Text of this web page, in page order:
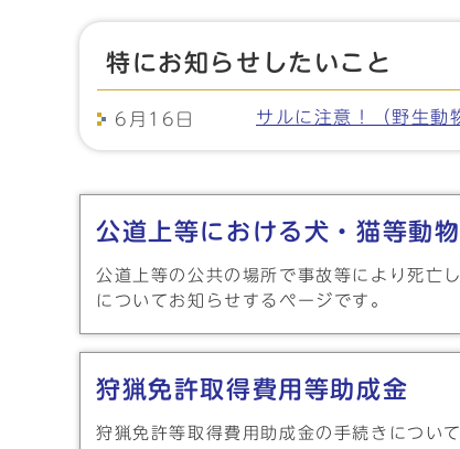
特にお知らせしたいこと
6月16日 サルに注意！（野生動
公道上等における犬・猫等動
公道上等の公共の場所で事故等により死亡
についてお知らせするページです。
狩猟免許取得費用等助成金
狩猟免許等取得費用助成金の手続きについ